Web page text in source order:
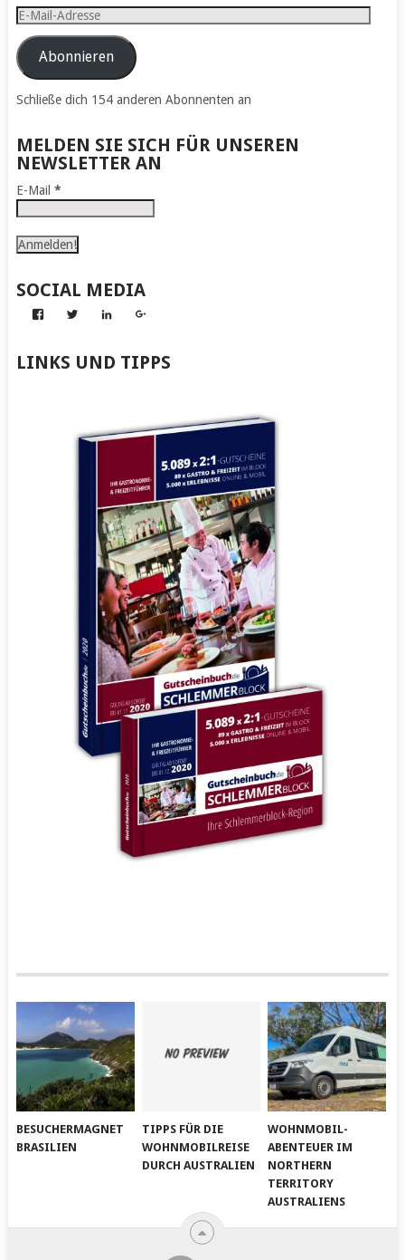
E-
Mail-
AdresseAbonnieren
Schließe dich 154 anderen Abonnenten an
MELDEN SIE SICH FÜR UNSEREN
NEWSLETTER AN
E-Mail *
SOCIAL MEDIA
Profil
Nachmachen
Profil
Kapff
Profil
Kapff
Profil
Kapff
LINKS UND TIPPS
BESUCHERMAGNET
BRASILIEN
TIPPS FÜR DIE
WOHNMOBILREISE
DURCH AUSTRALIEN
WOHNMOBIL-
ABENTEUER IM
NORTHERN
TERRITORY
AUSTRALIENS